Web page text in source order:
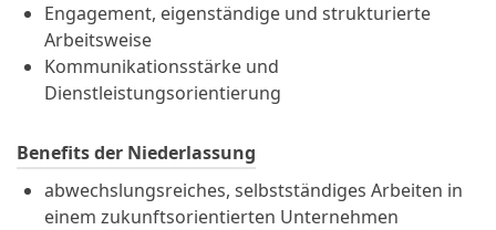
Engagement, eigenständige und strukturierte
Arbeitsweise
Kommunikationsstärke und
Dienstleistungsorientierung
Benefits der Niederlassung
abwechslungsreiches, selbstständiges Arbeiten in
einem zukunftsorientierten Unternehmen